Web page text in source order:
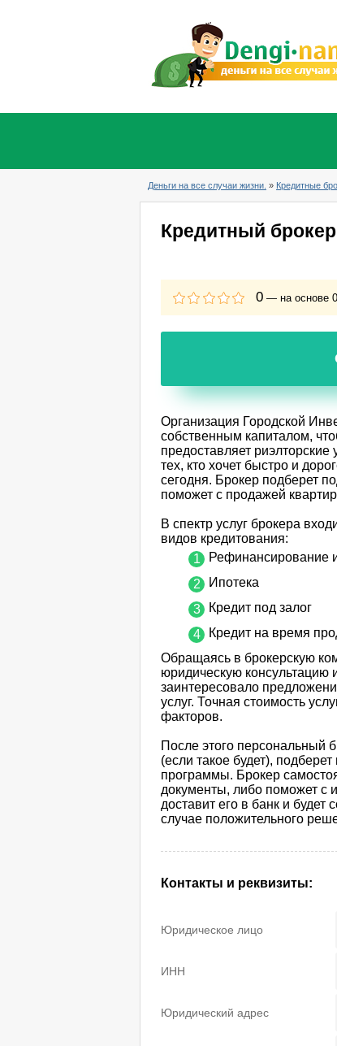
Деньги на все случаи жизни. » Кредитные
Кредитный
0 — на основе 0
Организация Городской
собственным капиталом,
предоставляет
тех, кто хочет быстро и
сегодня. Брокер подберет
поможет с продажей
В спектр услуг брокера
видов кредитования:
Рефинансирование
Ипотека
Кредит под залог
Кредит на время
Обращаясь в брокерскую
юридическую консультацию
заинтересовало
услуг. Точная стоимость
факторов.
После этого персональный
(если такое будет),
программы. Брокер
документы, либо поможет с
доставит его в банк и будет
случае положительного
Контакты и реквизиты:
Юридическое лицо
ИНН
Юридический адрес